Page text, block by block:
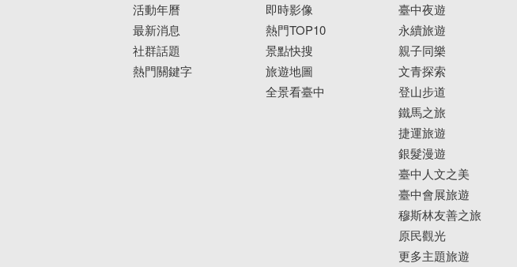
活動年曆
最新消息
社群話題
熱門關鍵字
即時影像
熱門TOP10
景點快搜
旅遊地圖
全景看臺中
臺中夜遊
永續旅遊
親子同樂
文青探索
登山步道
鐵馬之旅
捷運旅遊
銀髮漫遊
臺中人文之美
臺中會展旅遊
穆斯林友善之旅
原民觀光
更多主題旅遊